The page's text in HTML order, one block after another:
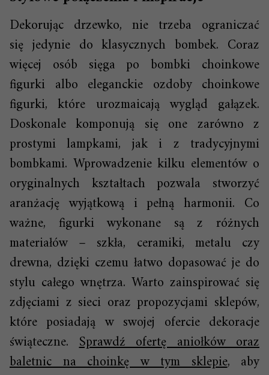
Dekorując drzewko, nie trzeba ograniczać
się jedynie do klasycznych bombek. Coraz
więcej osób sięga po bombki choinkowe
figurki albo eleganckie ozdoby choinkowe
figurki, które urozmaicają wygląd gałązek.
Doskonale komponują się one zarówno z
prostymi lampkami, jak i z tradycyjnymi
bombkami. Wprowadzenie kilku elementów o
oryginalnych kształtach pozwala stworzyć
aranżację wyjątkową i pełną harmonii. Co
ważne, figurki wykonane są z różnych
materiałów – szkła, ceramiki, metalu czy
drewna, dzięki czemu łatwo dopasować je do
stylu całego wnętrza. Warto zainspirować się
zdjęciami z sieci oraz propozycjami sklepów,
które posiadają w swojej ofercie dekoracje
świąteczne.Sprawdź ofertę aniołków oraz
baletnic na choinkę w tym sklepie, aby